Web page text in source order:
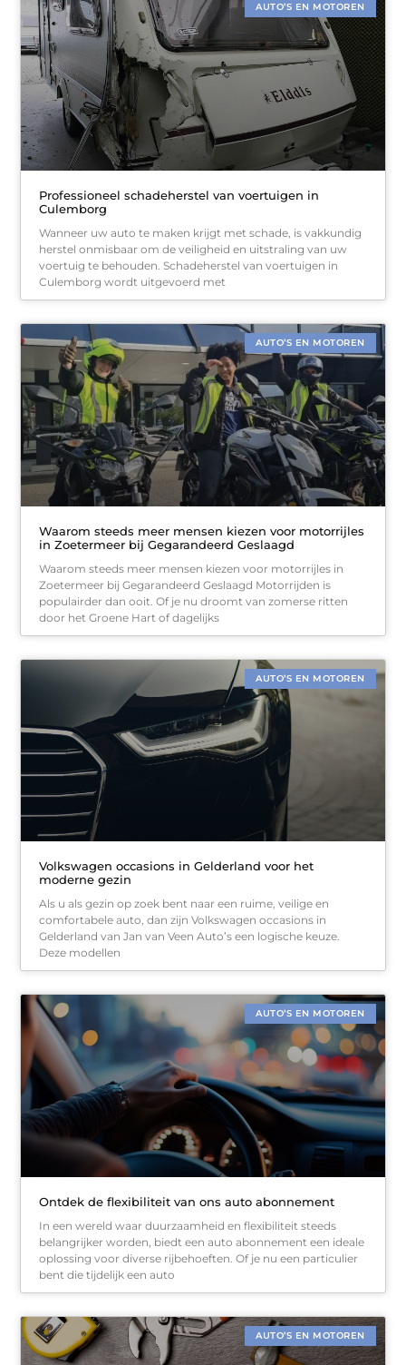
AUTO’S EN MOTOREN
Professioneel schadeherstel van voertuigen in
Culemborg
Wanneer uw auto te maken krijgt met schade, is vakkundig
herstel onmisbaar om de veiligheid en uitstraling van uw
voertuig te behouden. Schadeherstel van voertuigen in
Culemborg wordt uitgevoerd met
AUTO’S EN MOTOREN
Waarom steeds meer mensen kiezen voor motorrijles
in Zoetermeer bij Gegarandeerd Geslaagd
Waarom steeds meer mensen kiezen voor motorrijles in
Zoetermeer bij Gegarandeerd Geslaagd Motorrijden is
populairder dan ooit. Of je nu droomt van zomerse ritten
door het Groene Hart of dagelijks
AUTO’S EN MOTOREN
Volkswagen occasions in Gelderland voor het
moderne gezin
Als u als gezin op zoek bent naar een ruime, veilige en
comfortabele auto, dan zijn Volkswagen occasions in
Gelderland van Jan van Veen Auto’s een logische keuze.
Deze modellen
AUTO’S EN MOTOREN
Ontdek de flexibiliteit van ons auto abonnement
In een wereld waar duurzaamheid en flexibiliteit steeds
belangrijker worden, biedt een auto abonnement een ideale
oplossing voor diverse rijbehoeften. Of je nu een particulier
bent die tijdelijk een auto
AUTO’S EN MOTOREN